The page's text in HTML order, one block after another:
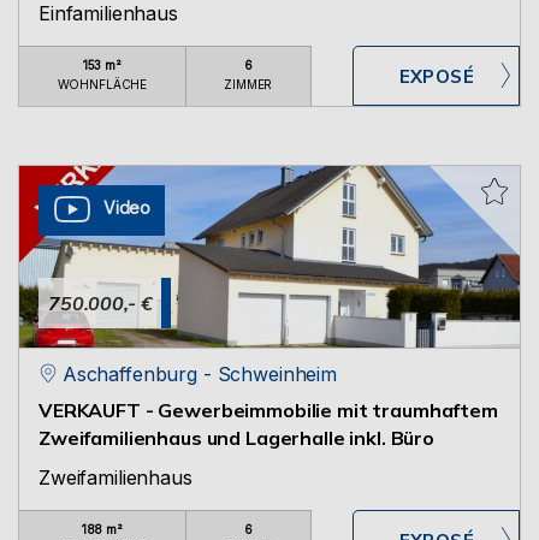
Einfamilienhaus
153 m²
WOHNFLÄCHE
6
ZIMMER
750.000,- €
Video
Aschaffenburg - Schweinheim
VERKAUFT - Gewerbeimmobilie mit traumhaftem
Zweifamilienhaus und Lagerhalle inkl. Büro
Zweifamilienhaus
188 m²
6